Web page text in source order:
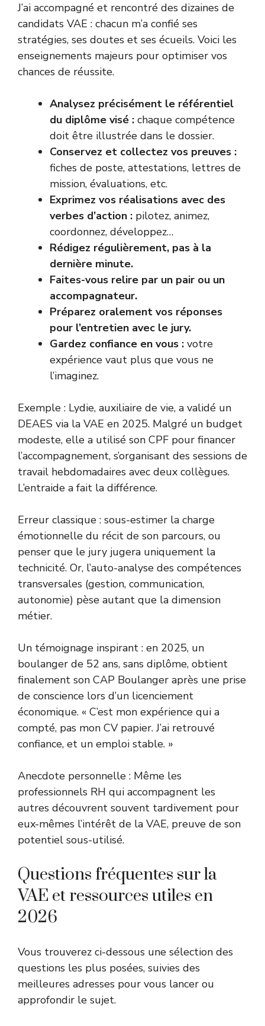
J’ai accompagné et rencontré des dizaines de
candidats VAE : chacun m’a confié ses
stratégies, ses doutes et ses écueils. Voici les
enseignements majeurs pour optimiser vos
chances de réussite.
Analysez précisément le référentiel
du diplôme visé : chaque compétence
doit être illustrée dans le dossier.
Conservez et collectez vos preuves :
fiches de poste, attestations, lettres de
mission, évaluations, etc.
Exprimez vos réalisations avec des
verbes d’action : pilotez, animez,
coordonnez, développez…
Rédigez régulièrement, pas à la
dernière minute.
Faites-vous relire par un pair ou un
accompagnateur.
Préparez oralement vos réponses
pour l’entretien avec le jury.
Gardez confiance en vous : votre
expérience vaut plus que vous ne
l’imaginez.
Exemple : Lydie, auxiliaire de vie, a validé un
DEAES via la VAE en 2025. Malgré un budget
modeste, elle a utilisé son CPF pour financer
l’accompagnement, s’organisant des sessions de
travail hebdomadaires avec deux collègues.
L’entraide a fait la différence.
Erreur classique : sous-estimer la charge
émotionnelle du récit de son parcours, ou
penser que le jury jugera uniquement la
technicité. Or, l’auto-analyse des compétences
transversales (gestion, communication,
autonomie) pèse autant que la dimension
métier.
Un témoignage inspirant : en 2025, un
boulanger de 52 ans, sans diplôme, obtient
finalement son CAP Boulanger après une prise
de conscience lors d’un licenciement
économique. « C’est mon expérience qui a
compté, pas mon CV papier. J’ai retrouvé
confiance, et un emploi stable. »
Anecdote personnelle : Même les
professionnels RH qui accompagnent les
autres découvrent souvent tardivement pour
eux-mêmes l’intérêt de la VAE, preuve de son
potentiel sous-utilisé.
Questions fréquentes sur la
VAE et ressources utiles en
2026
Vous trouverez ci-dessous une sélection des
questions les plus posées, suivies des
meilleures adresses pour vous lancer ou
approfondir le sujet.